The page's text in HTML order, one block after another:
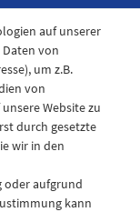
auf unserer
von
um z.B.
von
Website zu
durch gesetzte
wir in den
oder aufgrund
kann